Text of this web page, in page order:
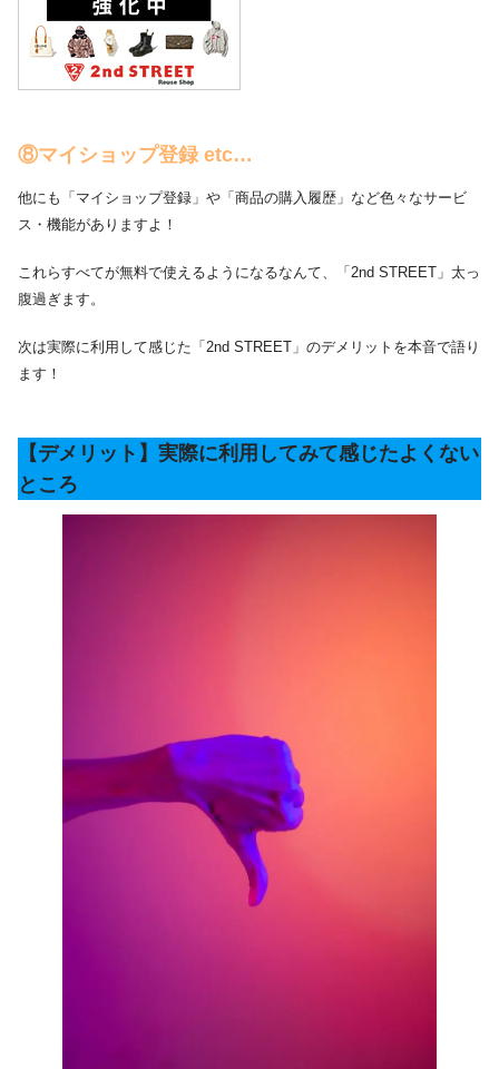
⑧マイショップ登録 etc…
他にも「マイショップ登録」や「商品の購入履歴」など色々なサービ
ス・機能がありますよ！
これらすべてが無料で使えるようになるなんて、「2nd STREET」太っ
腹過ぎます。
次は実際に利用して感じた「2nd STREET」のデメリットを本音で語り
ます！
【デメリット】実際に利用してみて感じたよくない
ところ